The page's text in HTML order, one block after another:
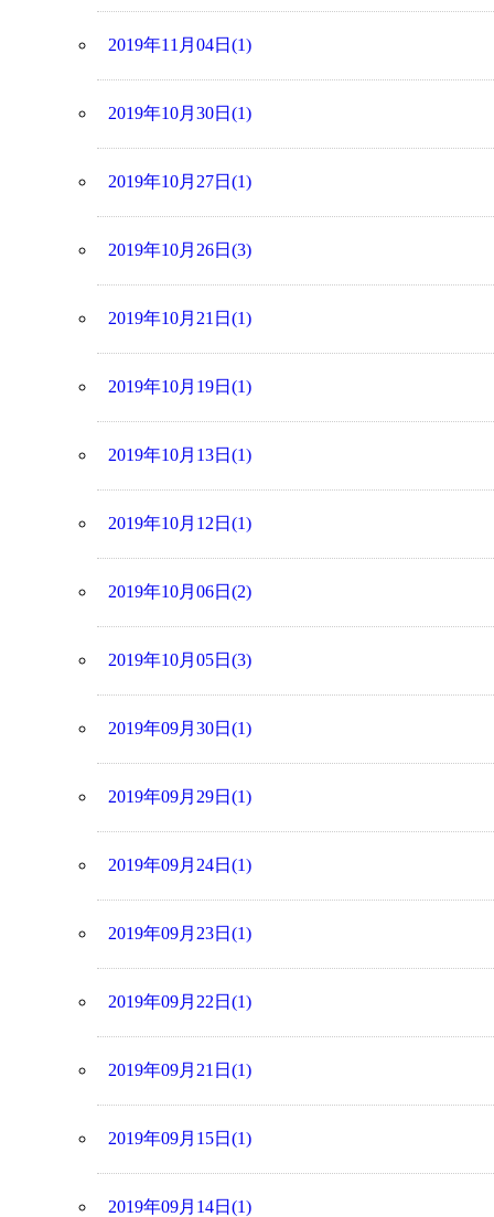
2019年11月04日(1)
2019年10月30日(1)
2019年10月27日(1)
2019年10月26日(3)
2019年10月21日(1)
2019年10月19日(1)
2019年10月13日(1)
2019年10月12日(1)
2019年10月06日(2)
2019年10月05日(3)
2019年09月30日(1)
2019年09月29日(1)
2019年09月24日(1)
2019年09月23日(1)
2019年09月22日(1)
2019年09月21日(1)
2019年09月15日(1)
2019年09月14日(1)